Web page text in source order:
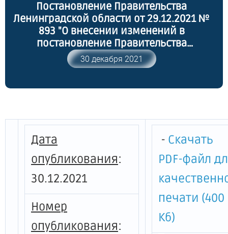
Постановление Правительства
Ленинградской области от 29.12.2021 №
893 "О внесении изменений в
постановление Правительства
Ленинградской области от 14 ноября
2013 года № 396 "О государственной
"Безопасность Ленинградской области"
30 декабря 2021
Дата
опубликования:
30.12.2021
Номер
опубликования:
- Скачать
PDF-файл
печати (400
Кб)